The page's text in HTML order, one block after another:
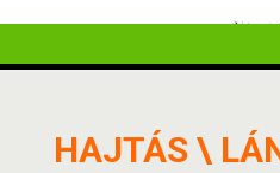
HAJTÁS \